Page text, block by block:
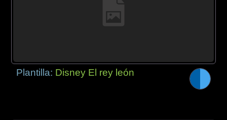
Plantilla: Disney El rey león